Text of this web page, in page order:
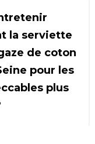
la serviette
de coton
pour les
plus